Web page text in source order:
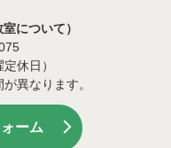
について）
休日）
異なります。
ーム